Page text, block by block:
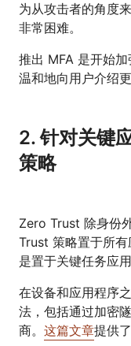
为从攻击者的角度
非常困难。
推出 MFA 是开始
温和地向用户介绍
2. 针对关键
策略
Zero Trust 除身份
Trust 策略置于所
是置于关键任务应用
在设备和应用程序
法，包括通过加密
商。 这篇文章提供